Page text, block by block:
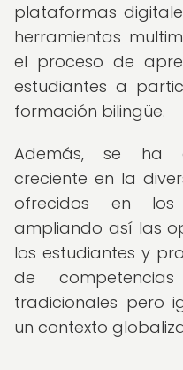
plataformas
herramientas
el proceso de
estudiantes a
formación bilingüe.
Además, se ha
creciente en la
ofrecidos en los
ampliando así las
los estudiantes y
de
tradicionales pero
un contexto